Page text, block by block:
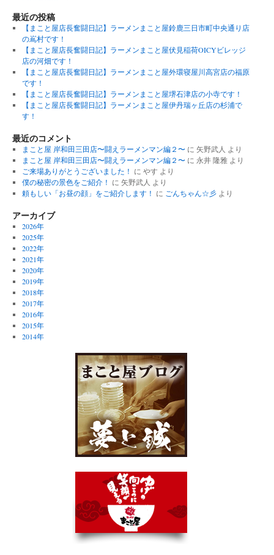
最近の投稿
【まこと屋店長奮闘日記】ラーメンまこと屋鈴鹿三日市町中央通り店
の嶌村です！
【まこと屋店長奮闘日記】ラーメンまこと屋伏見稲荷OICYビレッジ
店の河畑です！
【まこと屋店長奮闘日記】ラーメンまこと屋外環寝屋川高宮店の福原
です！
【まこと屋店長奮闘日記】ラーメンまこと屋堺石津店の小寺です！
【まこと屋店長奮闘日記】ラーメンまこと屋伊丹瑞ヶ丘店の杉浦で
す！
最近のコメント
まこと屋 岸和田三田店〜闘えラーメンマン編２〜に 矢野武人 より
まこと屋 岸和田三田店〜闘えラーメンマン編２〜に 永井 隆雅より
ご来場ありがとうございました！ に やす より
僕の秘密の景色をご紹介！ に 矢野武人 より
頼もしい「お昼の顔」をご紹介します！ に ごんちゃん☆彡より
アーカイブ
2026年
2025年
2022年
2021年
2020年
2019年
2018年
2017年
2016年
2015年
2014年